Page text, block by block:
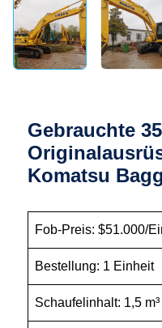
Gebrauchte
Komatsu
Fob-Preis: $51.000/
Bestellung: 1 Einheit
Schaufelinhalt: 1,5 m³